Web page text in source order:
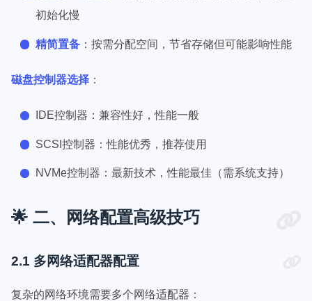
初始化慢
精简置备 ：按需分配空间，节省存储但可能影响性能
磁盘控制器选择 ：
IDE控制器：兼容性好，性能一般
SCSI控制器：性能优秀，推荐使用
NVMe控制器：最新技术，性能最佳（需系统支持）
🌟 二、网络配置高级技巧
2.1 多网络适配器配置
复杂的网络环境需要多个网络适配器：